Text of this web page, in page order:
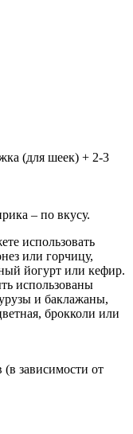
(для шеек) + 2-3
– по вкусу.
использовать
или горчицу,
йогурт или кефир.
использованы
и баклажаны,
брокколи или
(в зависимости от